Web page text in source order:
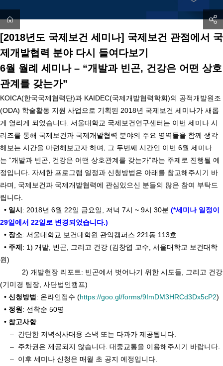
[2018년도 국제보건 세미나] 국제보건 관점에서 국
제개발협력 분야 다시 들여다보기
6월 월례 세미나 – “개발과 빈곤, 건강은 어떤 상호
관계를 갖는가”
KOICA(한국국제협력단)과 KAIDEC(국제개발협력학회)의 공적개발원조
(ODA) 학술활동 지원 사업으로 기획된 2018년 국제보건 세미나가 새롭
게 열리게 되었습니다. 서울대학교 국제보건연구센터는 이번 세미나 시
리즈를 통해 국제보건과 국제개발협력 분야의 주요 영역들을 함께 생각
해보는 시간을 마련해보고자 하며, 그 두번째 시간인 이번 6월 세미나
는 “개발과 빈곤, 건강은 어떤 상호관계를 갖는가”라는 주제로 진행될 예
정입니다. 자세한 프로그램 일정과 신청방법은 아래를 참고해주시기 바
라며, 국제보건과 국제개발협력에 관심있으신 분들의 많은 참여 부탁드
립니다.
• 일시 : 2018년 6월 22일 금요일, 저녁 7시 ~ 9시 30분 (*세미나 일정이
29일에서 22일로 변경되었습니다.)
• 장소: 서울대학교 보건대학원 관악캠퍼스 221동 113호
• 주제 : 1) 개발, 빈곤, 그리고 건강 (김창엽 교수, 서울대학교 보건대학
원)
2) 개발현장 리포트: 빈곤에서 벗어나기 위한 시도들, 그리고 건강
(기미경 팀장, 사단법인캠프)
• 신청방법 : 온라인접수 (https://goo.gl/forms/9ImDM3HRCd3Dx5cP2)
• 정원 : 선착순 50명
• 참고사항:
– 간단한 저녁식사대용 스낵 또는 다과가 제공됩니다.
– 주차권은 제공되지 않습니다. 대중교통을 이용해주시기 바랍니다.
– 이후 세미나 신청은 매월 초 공지 예정입니다.